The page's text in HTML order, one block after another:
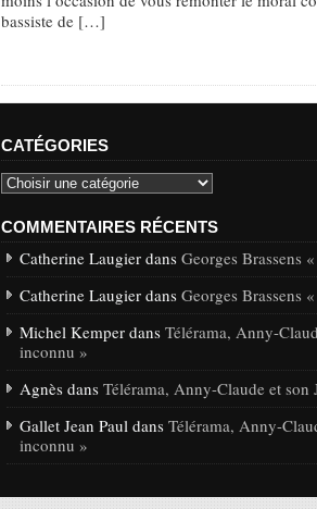
bassiste de […]
CATÉGORIES
COMMENTAIRES RÉCENTS
Catherine Laugier dans Georges Brassens
Catherine Laugier dans Georges Brassens
Michel Kemper dans Télérama, Anny-
inconnu »
Agnès dans Télérama, Anny-Claude et son
Gallet Jean Paul dans Télérama, Anny-
inconnu »